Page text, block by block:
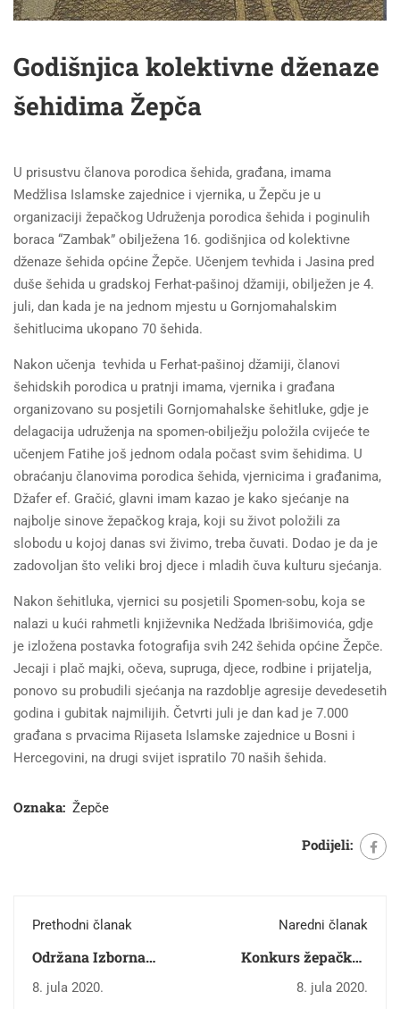
Godišnjica kolektivne dženaze
šehidima Žepča
U prisustvu članova porodica šehida, građana, imama
Medžlisa Islamske zajednice i vjernika, u Žepču je u
organizaciji žepačkog Udruženja porodica šehida i poginulih
boraca “Zambak” obilježena 16. godišnjica od kolektivne
dženaze šehida općine Žepče. Učenjem tevhida i Jasina pred
duše šehida u gradskoj Ferhat-pašinoj džamiji, obilježen je 4.
juli, dan kada je na jednom mjestu u Gornjomahalskim
šehitlucima ukopano 70 šehida.
Nakon učenja tevhida u Ferhat-pašinoj džamiji, članovi
šehidskih porodica u pratnji imama, vjernika i građana
organizovano su posjetili Gornjomahalske šehitluke, gdje je
delagacija udruženja na spomen-obilježju položila cvijeće te
učenjem Fatihe još jednom odala počast svim šehidima. U
obraćanju članovima porodica šehida, vjernicima i građanima,
Džafer ef. Gračić, glavni imam kazao je kako sjećanje na
najbolje sinove žepačkog kraja, koji su život položili za
slobodu u kojoj danas svi živimo, treba čuvati. Dodao je da je
zadovoljan što veliki broj djece i mladih čuva kulturu sjećanja.
Nakon šehitluka, vjernici su posjetili Spomen-sobu, koja se
nalazi u kući rahmetli književnika Nedžada Ibrišimovića, gdje
je izložena postavka fotografija svih 242 šehida općine Žepče.
Jecaji i plač majki, očeva, supruga, djece, rodbine i prijatelja,
ponovo su probudili sjećanja na razdoblje agresije devedesetih
godina i gubitak najmilijih. Četvrti juli je dan kad je 7.000
građana s prvacima Rijaseta Islamske zajednice u Bosni i
Hercegovini, na drugi svijet ispratilo 70 naših šehida.
Oznaka: Žepče
Podijeli:
Prethodni članak
Održana Izborna
skupština Općinskog
8. jula 2020.
Naredni članak
Konkurs žepačkog
"Preporoda" za
8. jula 2020.